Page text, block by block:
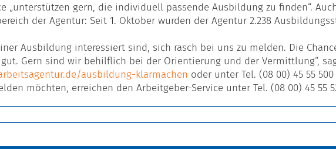
„unterstützen gern, die individuell passende Ausbildung zu finden“.
der Agentur: Seit 1. Oktober wurden der Agentur 2.238
Ausbildung interessiert sind, sich rasch bei uns zu melden. Die
Gern sind wir behilflich bei der Orientierung und der Vermittlung“,
ausbildung-klarmachen oder unter Tel. (08 00) 45 55
möchten, erreichen den Arbeitgeber-Service unter Tel. (08 00) 45 55